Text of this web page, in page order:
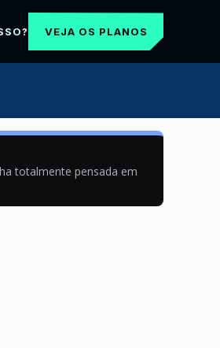
VEJA OS PLANOS
totalmente pensada em